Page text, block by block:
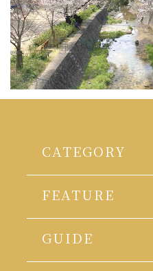
CATEGORY
FEATURE
GUIDE